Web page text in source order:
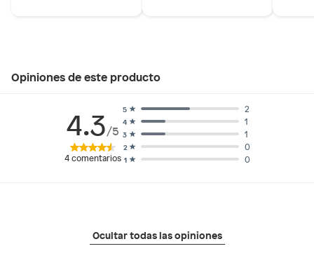
Opiniones de este producto
4.3/5
4 comentarios 1 0
2 0
3 1
4 1
5 2
Ocultar todas las opiniones